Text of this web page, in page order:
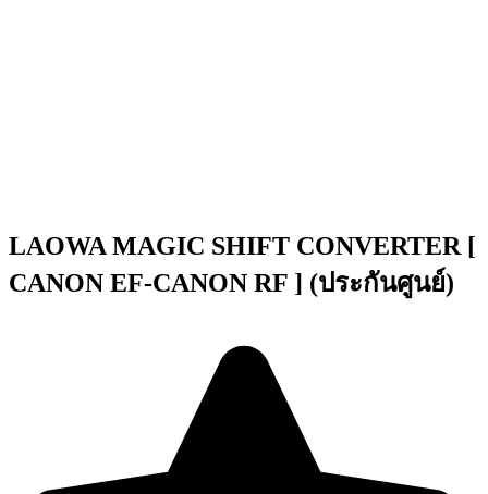
LAOWA MAGIC SHIFT CONVERTER [
CANON EF-CANON RF ] (ประกันศูนย์)